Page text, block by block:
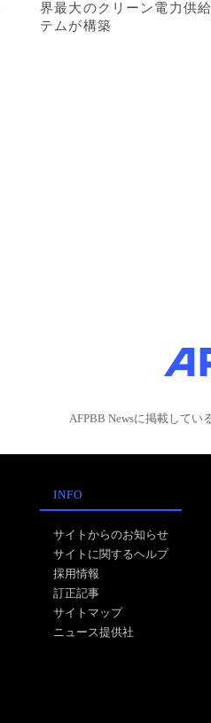
界最大のクリーン電力供
テムが構築
AFPBB Newsに掲載してい
INFO
サイトからのお知らせ
サイトに関するヘルプ
採用情報
訂正記事
サイトマップ
ニュース提供社